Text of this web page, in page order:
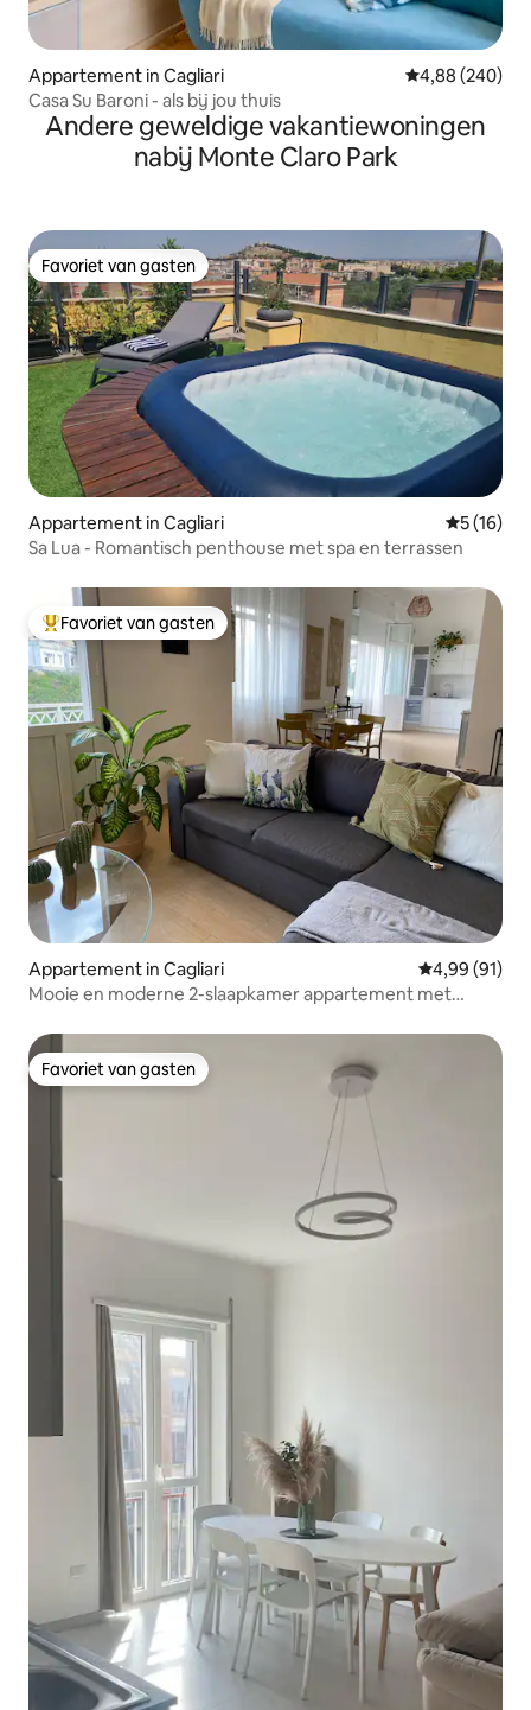
Appartement in Cagliari Gemiddelde
4,88 (240)
Casa Su Baroni - als bij jou thuis
Andere geweldige vakantiewoningen
nabij Monte Claro Park
Favoriet van gasten
Favoriet van gasten
Appartement in Cagliari
5 (16)
Sa Lua - Romantisch penthouse met spa en terrassen
Topfavoriet van gasten
Favoriet van gasten
Appartement in Cagliari Gemiddelde
4,99 (91)
Mooie en moderne 2-slaapkamer appartement met
Favoriet van gasten
Favoriet van gasten